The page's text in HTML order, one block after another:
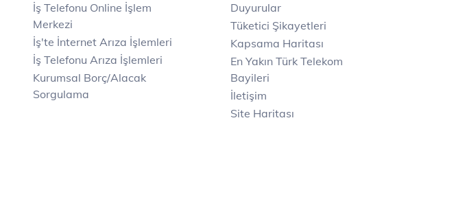
İş Telefonu Online İşlem
Merkezi
İş'te İnternet Arıza İşlemleri
İş Telefonu Arıza İşlemleri
Kurumsal Borç/Alacak
Sorgulama
Duyurular
Tüketici Şikayetleri
Kapsama Haritası
En Yakın Türk Telekom
Bayileri
İletişim
Site Haritası